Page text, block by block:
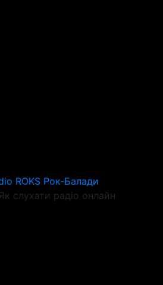
ROKS Рок-Балади
слухати радіо онлайн